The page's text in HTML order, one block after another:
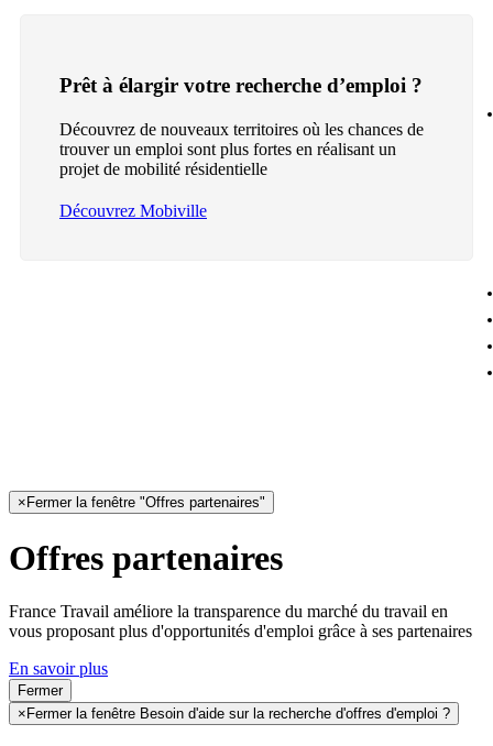
Prêt à élargir votre recherche d’emploi ?
Découvrez de nouveaux territoires où les chances de
trouver un emploi sont plus fortes en réalisant un
projet de mobilité résidentielle
Découvrez Mobiville
× Fermer la fenêtre "Offres partenaires"
Offres partenaires
France Travail améliore la transparence du marché du travail en
vous proposant plus d'opportunités d'emploi grâce à ses partenaires
En savoir plus
Fermer
× Fermer la fenêtre Besoin d'aide sur la recherche d'offres d'emploi ?